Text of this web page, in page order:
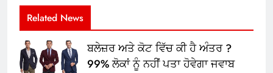
Related News
ਬਲੇਜ਼ਰ ਅਤੇ ਕੋਟ ਵਿੱਚ ਕੀ ਹੈ ਅੰਤਰ ?
99% ਲੋਕਾਂ ਨੂੰ ਨਹੀਂ ਪਤਾ ਹੋਵੇਗਾ ਜਵਾਬ